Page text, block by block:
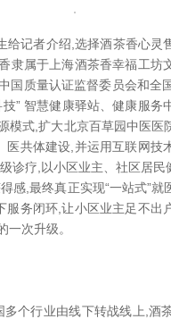
记者介绍,选择酒茶香心灵
隶属于上海酒茶香幸福工坊
国质量认证监督委员会和全
技” 智慧健康驿站、健康服
模式,扩大北京百草园中医医
医共体建设,并运用互联网技
诊疗,以小区业主、社区居
感,最终真正实现“一站式”
服务闭环,让小区业主足不出
次升级。
行业由线下转战线上,酒茶